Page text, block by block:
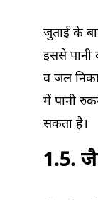
जुताई के
इससे पानी
व जल
में पानी
सकता है।
1.5.